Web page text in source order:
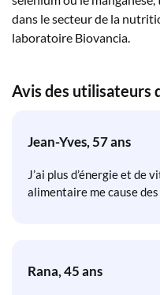
dans le secteur de la
laboratoire Biovancia.
Avis des utilisateurs
Jean-Yves, 57 ans
J’ai plus d’énergie et de
alimentaire me cause
Rana, 45 ans